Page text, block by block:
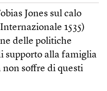
Jones sul calo
1535)
delle politiche
supporto alla famiglia
non soffre di questi